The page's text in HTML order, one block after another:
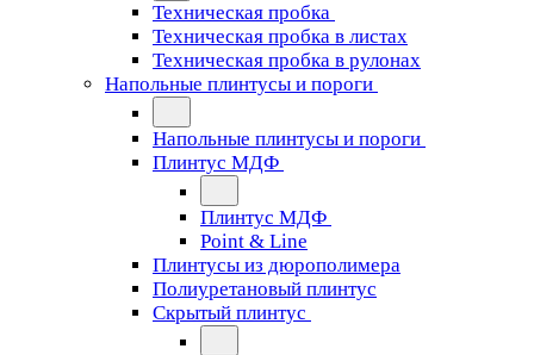
Техническая пробка
Техническая пробка в листах
Техническая пробка в рулонах
Напольные плинтусы и пороги
Напольные плинтусы и пороги
Плинтус МДФ
Плинтус МДФ
Point & Line
Плинтусы из дюрополимера
Полиуретановый плинтус
Скрытый плинтус